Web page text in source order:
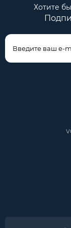
информацию о
условиях.
позволяют
поддерживать
Метеоприборы
погодные
курсе о
давлении и
Хотите купить
Интернет-
комфортных
убедиться. Мы
Хотите